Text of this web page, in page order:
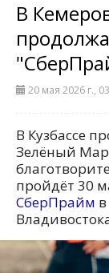
В
20 мая 2026 г.,
В Кузбассе
Зелёный
пройдёт 30
СберПрайм